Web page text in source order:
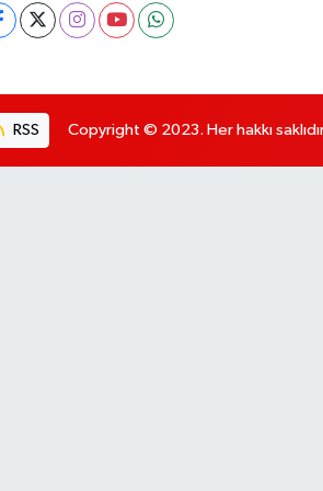
RSS Copyright © 2023. Her hakkı